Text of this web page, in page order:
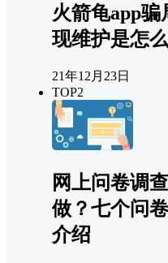
火箭龟app骗
现维护是怎
21年12月23日
TOP2
网上问卷调
做？七个问
介绍